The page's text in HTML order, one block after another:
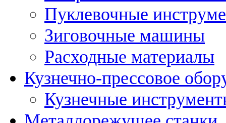
Пуклевочные
Зиговочные машины
Расходные материалы
Кузнечно-прессовое
Кузнечные